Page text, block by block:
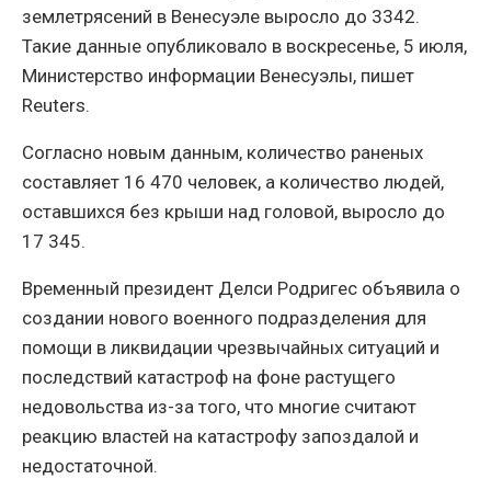
землетрясений в Венесуэле выросло до 3342.
Такие данные опубликовало в воскресенье, 5 июля,
Министерство информации Венесуэлы, пишет
Reuters.
Согласно новым данным, количество раненых
составляет 16 470 человек, а количество людей,
оставшихся без крыши над головой, выросло до
17 345.
Временный президент Делси Родригес объявила о
создании нового военного подразделения для
помощи в ликвидации чрезвычайных ситуаций и
последствий катастроф на фоне растущего
недовольства из-за того, что многие считают
реакцию властей на катастрофу запоздалой и
недостаточной.